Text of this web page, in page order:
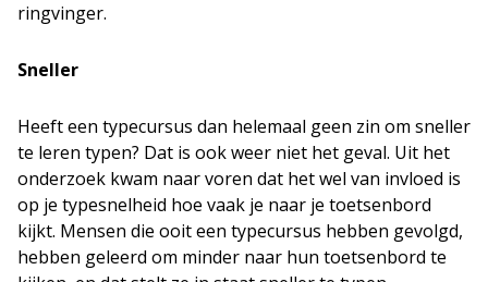
ringvinger.
Sneller
Heeft een typecursus dan helemaal geen zin om sneller
te leren typen? Dat is ook weer niet het geval. Uit het
onderzoek kwam naar voren dat het wel van invloed is
op je typesnelheid hoe vaak je naar je toetsenbord
kijkt. Mensen die ooit een typecursus hebben gevolgd,
hebben geleerd om minder naar hun toetsenbord te